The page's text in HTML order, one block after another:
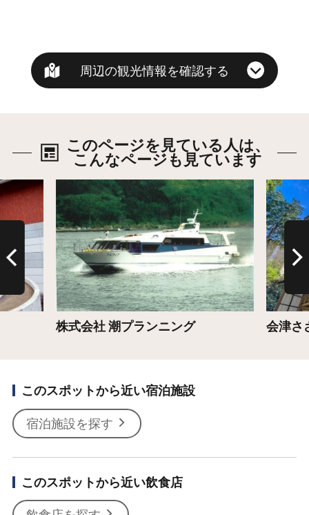
周辺の観光情報を確認する
このページを見ている人は、
こんなページも見ています
株式会社 潮プランニング
詳細はこちら
会津さ
詳細は
このスポットから近い宿泊施設
宿泊施設を探す
このスポットから近い飲食店